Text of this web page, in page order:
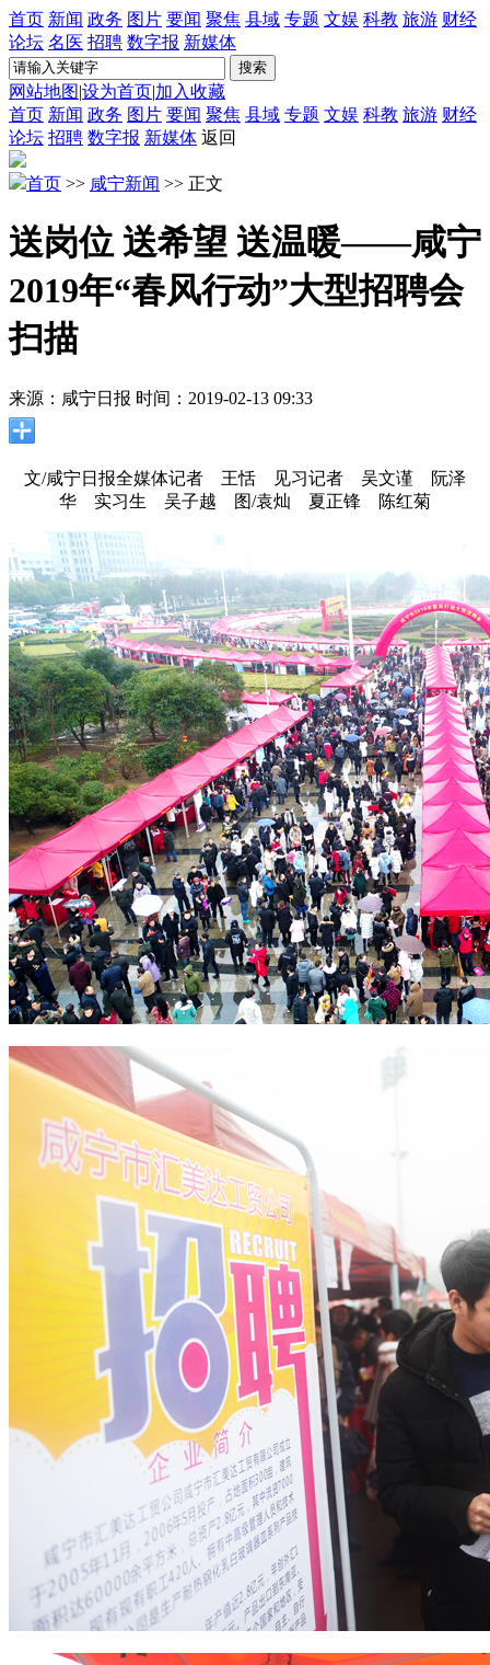
首页 新闻 政务 图片 要闻 聚焦 县域 专题 文娱 科教 旅游 财经
论坛 名医 招聘 数字报 新媒体
网站地图|设为首页|加入收藏
首页 新闻 政务 图片 要闻 聚焦 县域 专题 文娱 科教 旅游 财经
论坛 招聘 数字报 新媒体 返回
首页 >> 咸宁新闻 >> 正文
送岗位 送希望 送温暖——咸宁
2019年“春风行动”大型招聘会
扫描
来源：咸宁日报 时间：2019-02-13 09:33
文/咸宁日报全媒体记者 王恬 见习记者 吴文谨 阮泽
华 实习生 吴子越 图/袁灿 夏正锋 陈红菊